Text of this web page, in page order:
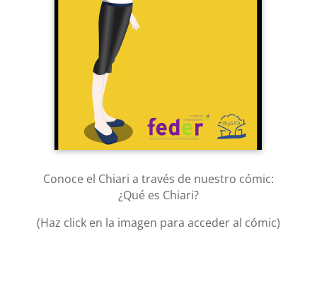
Conoce el Chiari a través de nuestro cómic:
¿Qué es Chiari?
(Haz click en la imagen para acceder al cómic)